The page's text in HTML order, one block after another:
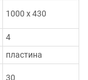
1000 х 430
4
пластина
30